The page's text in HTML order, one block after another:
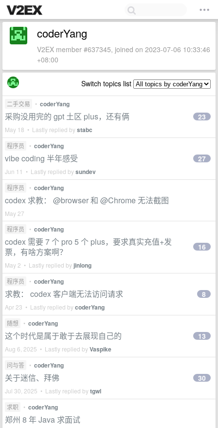
coderYang
V2EX member #637345, joined on 2023-07-06 10:33:46
+08:00
Switch topics list
二手交易 • coderYang
采购没用完的 gpt 土区 plus，还有俩
May 18 • Lastly replied bystabc
23
程序员 • coderYang
vibe coding 半年感受
Jun 11 • Lastly replied bysundev
27
程序员 • coderYang
codex 求教： @browser 和 @Chrome 无法截图
May 27
程序员
• coderYang
codex 需要 7 个 pro 5 个 plus，要求真实充值+发
票，有啥方案啊？
May 2 • Lastly replied by jinlong
16
程序员 • coderYang
求教： codex 客户端无法访问请求
Apr 23 • Lastly replied bycoderYang
8
随想 • coderYang
这个时代是属于敢于去展现自己的
Aug 6, 2025 • Lastly replied byVaspike
13
问与答 • coderYang
关于迷信、拜佛
Jul 30, 2025 • Lastly replied bytgwl
30
求职 • coderYang
郑州 8 年 Java 求面试